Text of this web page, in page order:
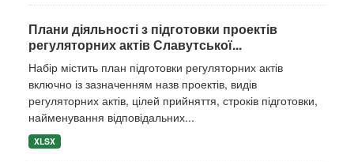
Плани діяльності з підготовки проектів
регуляторних актів Славутської...
Набір містить план підготовки регуляторних актів
включно із зазначенням назв проектів, видів
регуляторних актів, цілей прийняття, строків підготовки,
найменування відповідальних...
XLSX